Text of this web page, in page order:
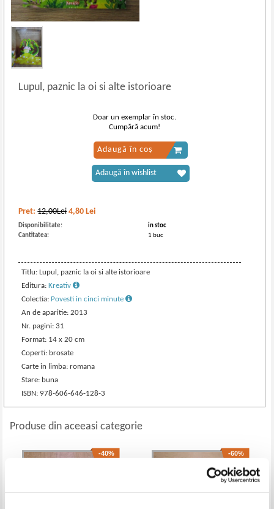
Lupul, paznic la oi si alte istorioare
Pret:12,00Lei 4,80 Lei
Disponibilitate:
in stoc
Cantitatea:
1 buc
Titlu: Lupul, paznic la oi si alte istorioare
Editura:Kreativ
Colectia: Povesti in cinci minute
An de aparitie: 2013
Nr. pagini: 31
Format: 14 x 20 cm
Coperti: brosate
Carte in limba: romana
Stare: buna
ISBN: 978-606-646-128-3
Doar un exemplar în stoc.
Cumpără acum!
Adaugă în coș
Adaugă în wishlist
Produse din aceeasi categorie
-40% -60%